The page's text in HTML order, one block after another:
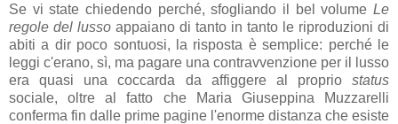
Se vi state chiedendo perché, sfogliando il bel volume Le
regole del lusso appaiano di tanto in tanto le riproduzioni di
abiti a dir poco sontuosi, la risposta è semplice: perché le
leggi c'erano, sì, ma pagare una contravvenzione per il lusso
era quasi una coccarda da affiggere al proprio status
sociale, oltre al fatto che Maria Giuseppina Muzzarelli
conferma fin dalle prime pagine l'enorme distanza che esiste